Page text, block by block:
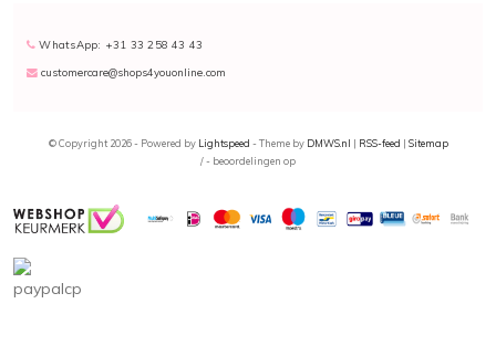
WhatsApp: +31 33 258 43 43
customercare@shops4youonline.com
© Copyright 2026 - Powered by Lightspeed - Theme by DMWS.nl | RSS-feed | Sitemap
/- beoordelingen op